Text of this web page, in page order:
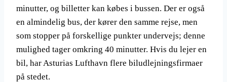
minutter, og billetter kan købes i bussen. Der er også
en almindelig bus, der kører den samme rejse, men
som stopper på forskellige punkter undervejs; denne
mulighed tager omkring 40 minutter. Hvis du lejer en
bil, har Asturias Lufthavn flere biludlejningsfirmaer
på stedet.